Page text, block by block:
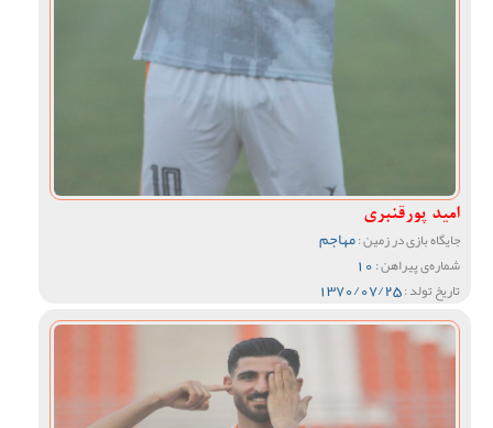
امید پورقنبری
جایگاه بازی در زمین :مهاجم
شماره‌ی پیراهن :10
تاریخ تولد :1370/07/25